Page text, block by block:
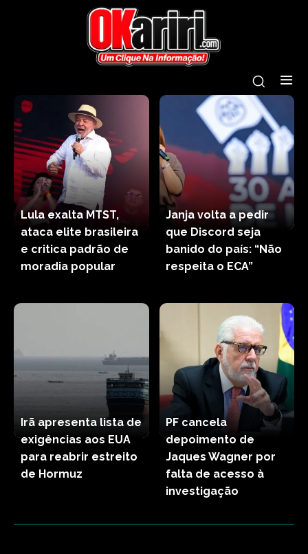
Lula exalta MTST,
ataca elite brasileira
e critica padrão de
moradia popular
Janja volta a pedir
que Discord seja
banido do país: “Não
respeita o ECA”
Irã apresenta lista de
exigências aos EUA
para reabrir estreito
de Hormuz
PF cancela
depoimento de
Jaques Wagner por
falta de acesso à
investigação